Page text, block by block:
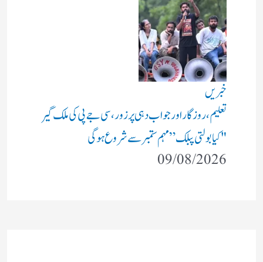
خبریں
تعلیم، روزگار اور جواب دہی پر زور، سی جے پی کی ملک گیر
"کیا بولتی پبلک” مہم ستمبر سے شروع ہوگی
09/08/2026